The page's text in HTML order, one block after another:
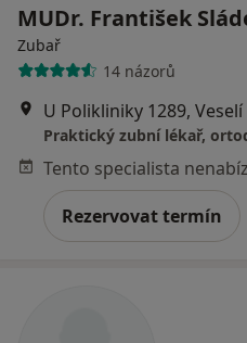
MUDr. František
Zubař
14 názorů
U Polikliniky 1289,
Praktický zubní lékař,
Rezervovat termín